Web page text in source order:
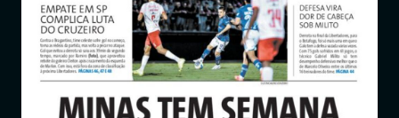
Revistas
Jornais